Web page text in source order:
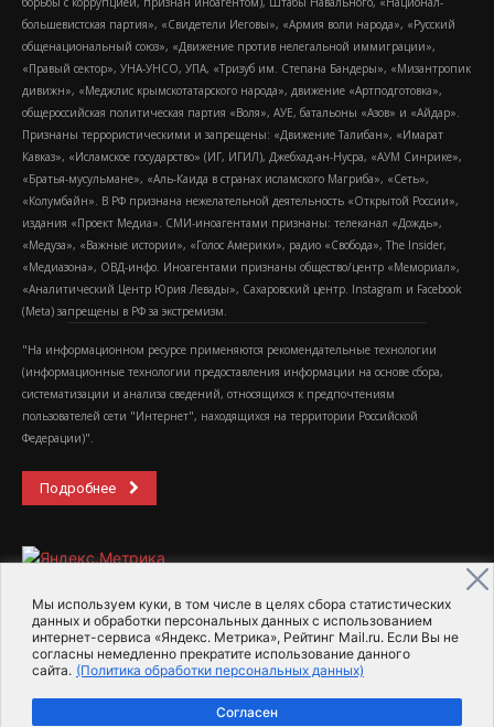
Мы используем куки, в том числе в целях сбора статистических
данных и обработки персональных данных с использованием
интернет-сервиса «Яндекс. Метрика», Рейтинг Mail.ru. Если Вы не
согласны немедленно прекратите использование данного
сайта. (Политика обработки персональных данных)
Согласен
большевистская партия», «Свидетели Иеговы», «Армия воли народа», «Русский
общенациональный союз», «Движение против нелегальной иммиграции»,
«Правый сектор», УНА-УНСО, УПА, «Тризуб им. Степана Бандеры», «Мизантропик
дивижн», «Меджлис крымскотатарского народа», движение «Артподготовка»,
общероссийская политическая партия «Воля», АУЕ, батальоны «Азов» и «Айдар».
Признаны террористическими и запрещены: «Движение Талибан», «Имарат
Кавказ», «Исламское государство» (ИГ, ИГИЛ), Джебхад-ан-Нусра, «АУМ Синрике»,
«Братья-мусульмане», «Аль-Каида в странах исламского Магриба», «Сеть»,
«Колумбайн». В РФ признана нежелательной деятельность «Открытой России»,
издания «Проект Медиа». СМИ-иноагентами признаны: телеканал «Дождь»,
«Медуза», «Важные истории», «Голос Америки», радио «Свобода», The Insider,
«Медиазона», ОВД-инфо. Иноагентами признаны общество/центр «Мемориал»,
«Аналитический Центр Юрия Левады», Сахаровский центр. Instagram и Facebook
(Metа) запрещены в РФ за экстремизм.
"На информационном ресурсе применяются рекомендательные технологии
(информационные технологии предоставления информации на основе сбора,
систематизации и анализа сведений, относящихся к предпочтениям
пользователей сети "Интернет", находящихся на территории Российской
Федерации)".
Подробнее
2015-2026- Информационное агентство МедиаПоток
Для справки Об издании
Пользовательское соглашение
Политика обработки персональных данных